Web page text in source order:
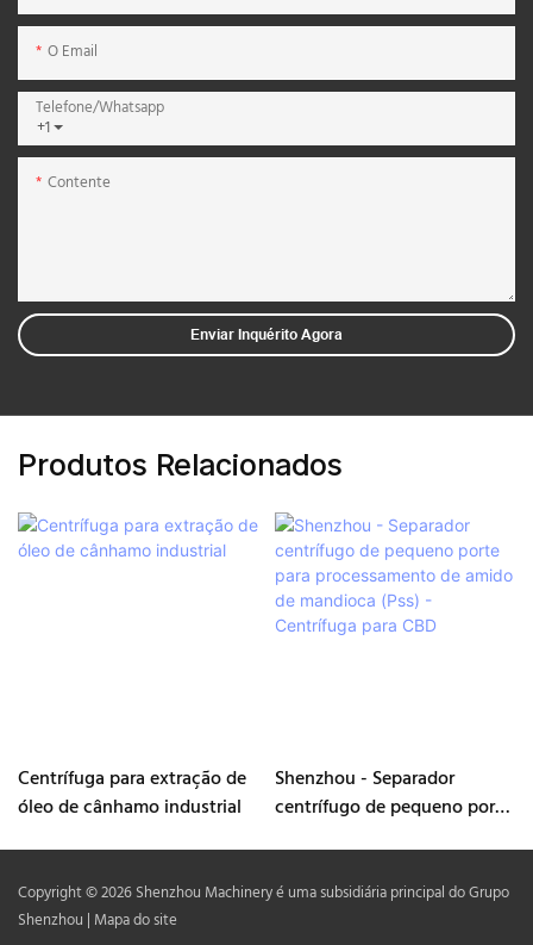
O Email
+1
Telefone/whatsapp
Contente
Enviar Inquérito Agora
Produtos Relacionados
Centrífuga para extração de
óleo de cânhamo industrial
Shenzhou - Separador
centrífugo de pequeno porte
Centrífuga para CBD
Copyright © 2026 Shenzhou Machinery é uma subsidiária principal do Grupo
Shenzhou | Mapa do site